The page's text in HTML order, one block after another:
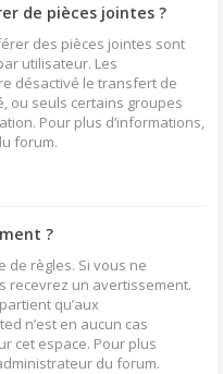
de pièces jointes ?
des pièces jointes sont
utilisateur. Les
désactivé le transfert de
ou seuls certains groupes
Pour plus d’informations,
forum.
?
de règles. Si vous ne
recevrez un avertissement.
qu’aux
n’est en aucun cas
cet espace. Pour plus
du forum.